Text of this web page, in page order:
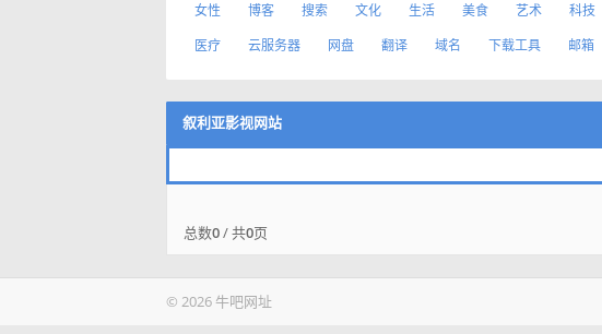
女性
博客 搜索 文化 生活 美食 艺术 科技
医疗
云服务器 网盘 翻译 域名 下载工具 邮箱
叙利亚影视网站
总数0/ 共0页
© 2026 牛吧网址